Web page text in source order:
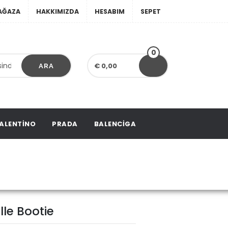
HAKKIMIZDA HESABIM SEPET
ARA € 0,00
0
PRADA BALENCIGA
Bootie